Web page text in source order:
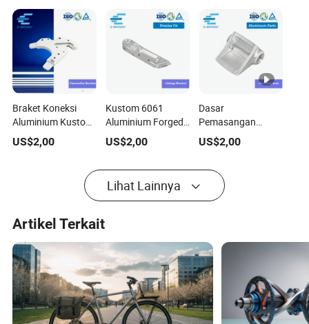
Braket Koneksi
Aluminium Kustom
untuk
Perlengkapan
US$2,00
Kustom 6061
Aluminium Forged
CNC Machined
Penghubung
Manufaktur
Kontrak Produksi
US$2,00
Dasar
Pemasangan
Baterai Sepeda
Listrik / Dukungan
Aksesori E-Bike
US$2,00
Lihat Lainnya
Artikel Terkait